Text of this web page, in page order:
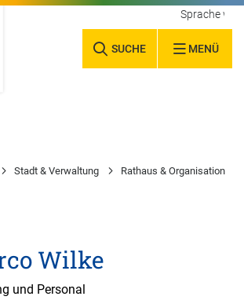
SUCHE MENÜ
Sprache
Stadt & Verwaltung Rathaus & Organisation
Wilke
und Personal